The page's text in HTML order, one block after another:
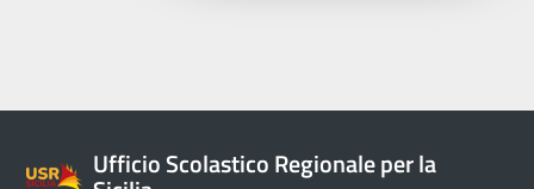
Ufficio Scolastico Regionale per la